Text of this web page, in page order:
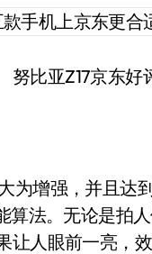
努比亚Z17京东好
为增强，并且达
算法。无论是拍
人眼前一亮，